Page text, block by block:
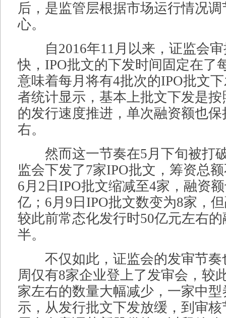
后，是监管层根据市场运行情况
心。
自2016年11月以来，证监会审
快，IPO批文的下发时间固定在了
意味着每月将有4批次的IPO批文
者统计显示，基本上批文下发是按
的发行速度推进，单次融资额也保
右。
然而这一节奏在5月下旬被打
监会下发了7家IPO批文，筹资总
6月2日IPO批文缩减至4家，融资
亿；6月9日IPO批文数变为8家，
较此前常态化发行时50亿元左右
半。
不仅如此，证监会的发审节奏
周仅有8家企业登上了发审会，较
家左右的数量大幅减少，一家中
示，从发行批文下发放缓，到审